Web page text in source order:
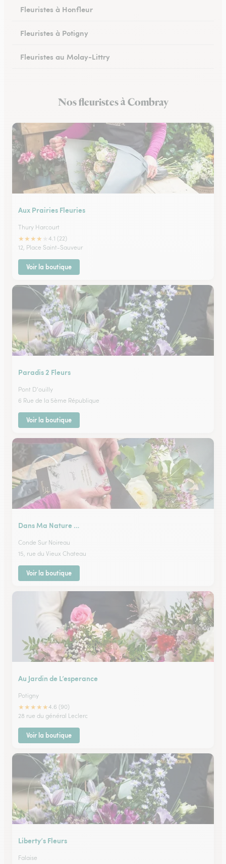
Fleuristes à Honfleur
Fleuristes à Potigny
Fleuristes au Molay-Littry
Fleuristes à Saint-Martin-de-Fontenay
Nos fleuristes à Combray
Aux Prairies Fleuries
Thury Harcourt
★★★★
4.1 (22)
12, Place Saint-Sauveur
Voir la boutique
Paradis 2 Fleurs
Pont D'ouilly
6 Rue de la 5ème République
Voir la boutique
Dans Ma Nature …
Conde Sur Noireau
15, rue du Vieux Chateau
Voir la boutique
Au Jardin de L’esperance
Potigny
★★★★★4.6 (90)
28 rue du général Leclerc
Voir la boutique
Liberty’s Fleurs
Falaise